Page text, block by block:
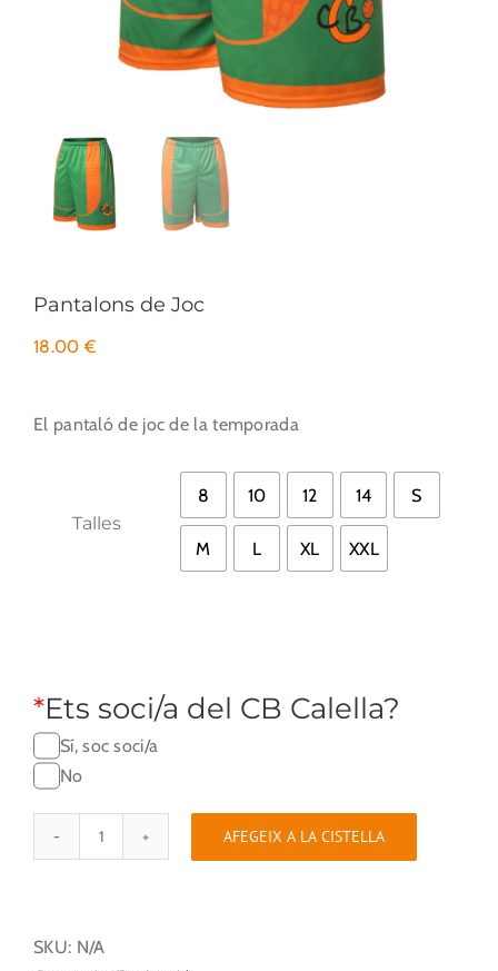
Pantalons de Joc
18.00€
El pantaló de joc de la temporada
Talles
8 10 12 14 S
M L XL XXL
*Ets soci/a del CB Calella?
Sí, soc soci/a
No
de
AFEGEIX A LA CISTELLA
SKU: N/A